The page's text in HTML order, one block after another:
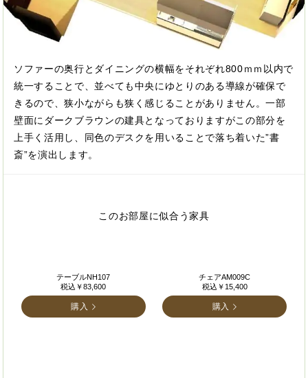
ソファーの奥行とダイニングの横幅をそれぞれ800ｍｍ以内で
統一することで、並べても中央にゆとりのある導線が確保で
きるので、狭小ながらも狭く感じることがありません。一部
壁面にダークブラウンの建具となっておりますがこの部分を
上手く活用し、同色のデスクを用いることで落ち着いた”書
斎”を演出します。
このお部屋に似合う家具
テーブルNH107
税込￥83,600
購入
チェアAM009C
税込￥15,400
購入